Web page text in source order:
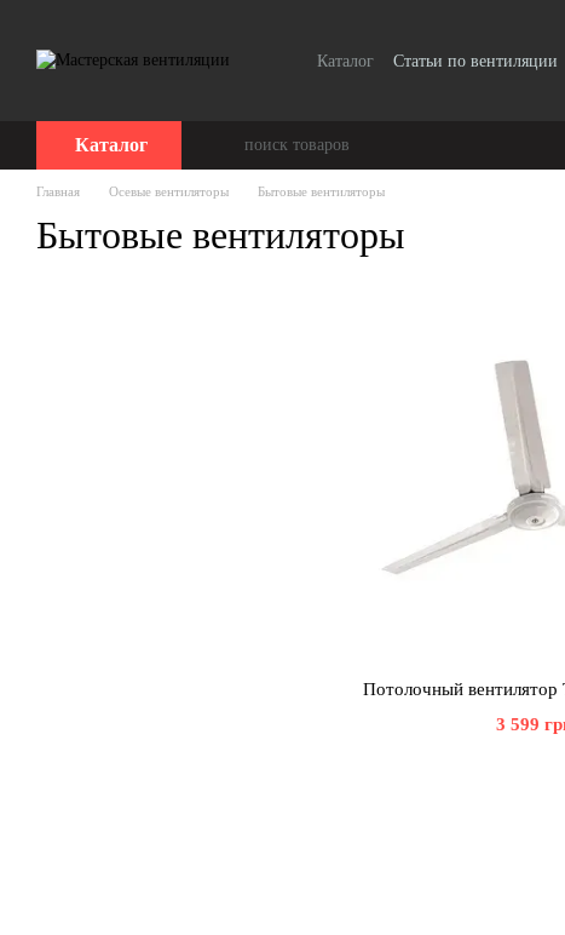
Каталог Статьи по вентиляции
Каталог
Главная Осевые вентиляторы Бытовые вентиляторы
Бытовые вентиляторы
Потолочный вентилятор
3 599